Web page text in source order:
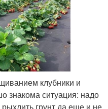
клубники и
знакома ситуация: надо
грунт да еще и не